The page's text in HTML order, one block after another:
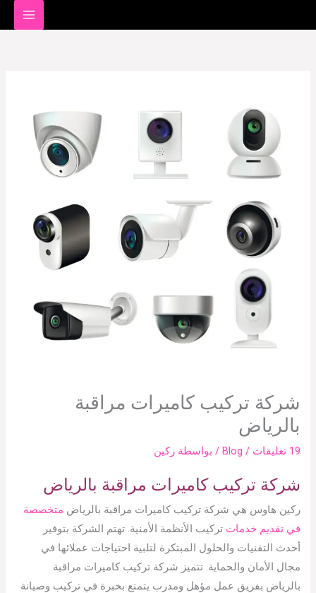
إلى
شركة تركيب كاميرات مراقبة
بالرياض
19 تعليقات /
Blog / بواسطة ركين
شركة تركيب كاميرات مراقبة بالرياض
ركين هاوس هي شركة تركيب كاميرات مراقبة بالرياض متخصصة
في تقديم خدمات تركيب الأنظمة الأمنية. تهتم الشركة بتوفير
أحدث التقنيات والحلول المبتكرة لتلبية احتياجات عملائها في
مجال الأمان والحماية. تتميز شركة تركيب كاميرات مراقبة
بالرياض بفريق عمل مؤهل ومدرب يتمتع بخبرة في تركيب وصيانة